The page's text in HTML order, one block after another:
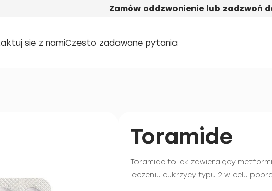
Zamów oddzwonienie lub zadzwoń
sie z namiCzesto zadawane pytania
Toramide
Toramide to lek zawierający
leczeniu cukrzycy typu 2 w celu